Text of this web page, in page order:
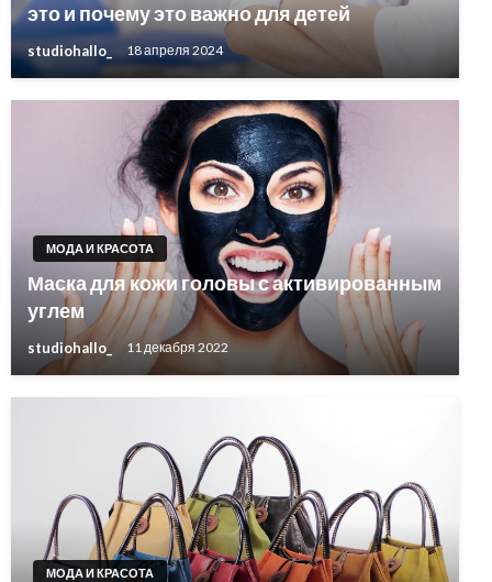
это и почему это важно для детей
studiohallo_ 18 апреля 2024
МОДА И КРАСОТА
Маска для кожи головы с активированным
углем
studiohallo_ 11 декабря 2022
МОДА И КРАСОТА